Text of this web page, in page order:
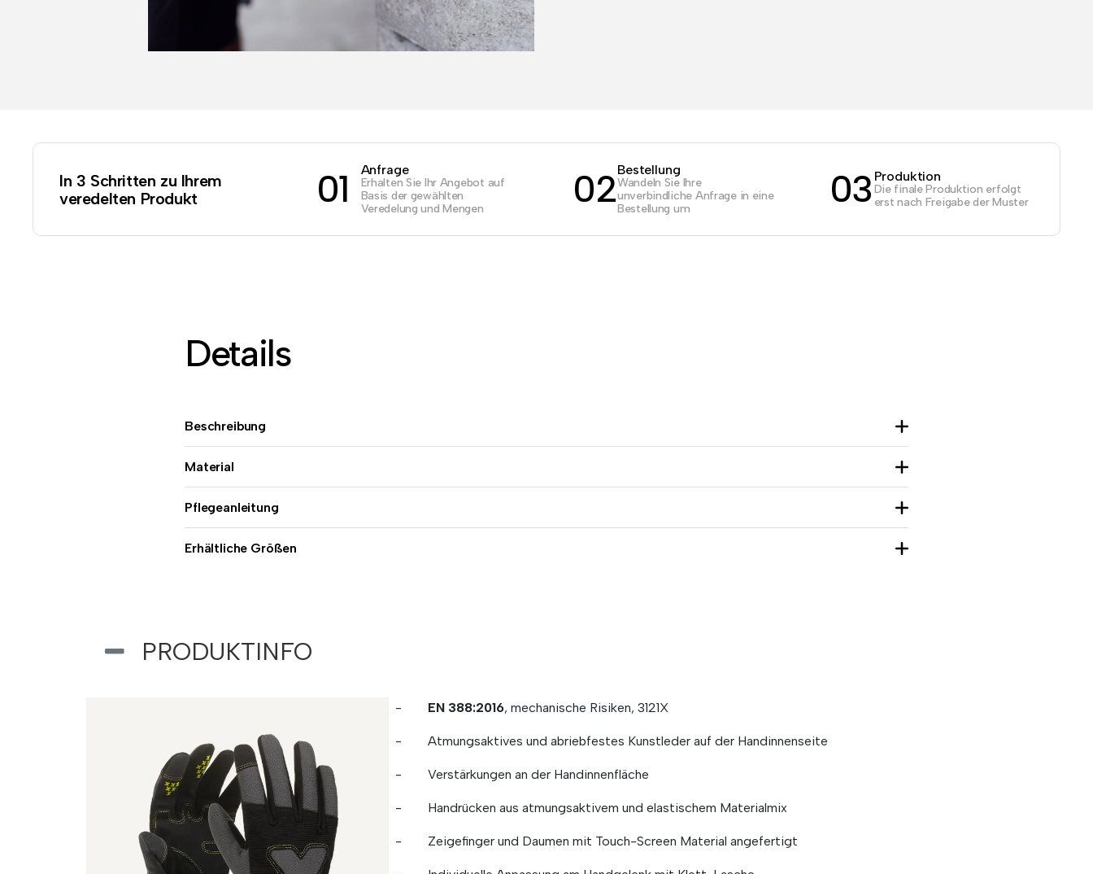
In 3 Schritten zu Ihrem
veredelten Produkt
01 Anfrage
Erhalten Sie Ihr Angebot auf
Basis der gewählten
Veredelung und Mengen
02Bestellung
Wandeln Sie Ihre
unverbindliche Anfrage in eine
Bestellung um
03 Produktion
Die finale Produktion erfolgt
erst nach Freigabe der Muster
Details
Beschreibung
Material
Pflegeanleitung
Erhältliche Größen
PRODUKTINFO
- EN 388:2016, mechanische Risiken, 3121X
- Atmungsaktives und abriebfestes Kunstleder auf der Handinnenseite
- Verstärkungen an der Handinnenfläche
- Handrücken aus atmungsaktivem und elastischem Materialmix
- Zeigefinger und Daumen mit Touch-Screen Material angefertigt